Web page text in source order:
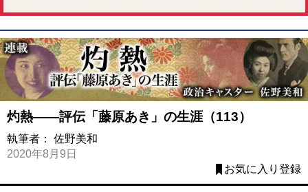
灼熱――評伝「藤原あき」の生涯（113）
執筆者： 佐野美和
2020年8月9日
お気に入り登録